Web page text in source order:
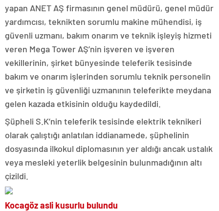
yapan ANET AŞ firmasının genel müdürü, genel müdür
yardımcısı, teknikten sorumlu makine mühendisi, iş
güvenli uzmanı, bakım onarım ve teknik işleyiş hizmeti
veren Mega Tower AŞ’nin işveren ve işveren
vekillerinin, şirket bünyesinde teleferik tesisinde
bakım ve onarım işlerinden sorumlu teknik personelin
ve şirketin iş güvenliği uzmanının teleferikte meydana
gelen kazada etkisinin olduğu kaydedildi.
Şüpheli S.K’nin teleferik tesisinde elektrik teknikeri
olarak çalıştığı anlatılan iddianamede, şüphelinin
dosyasında ilkokul diplomasının yer aldığı ancak ustalık
veya mesleki yeterlik belgesinin bulunmadığının altı
çizildi.
Kocagöz asli kusurlu bulundu